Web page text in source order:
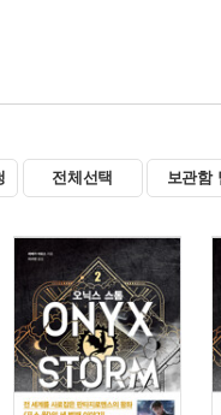
전체선택 보관함